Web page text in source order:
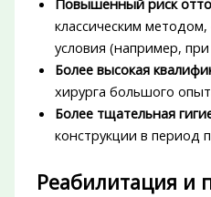
классическим
условия (например,
Более высокая
хирурга большого
Более тщательная
конструкции в период
Реабилитация и